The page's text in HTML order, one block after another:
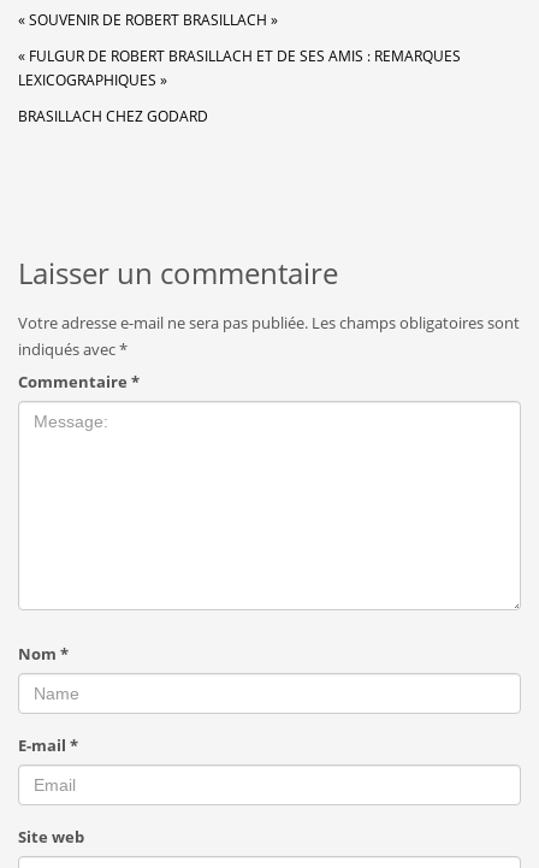
« SOUVENIR DE ROBERT BRASILLACH »
« FULGUR DE ROBERT BRASILLACH ET DE SES AMIS : REMARQUES
LEXICOGRAPHIQUES »
BRASILLACH CHEZ GODARD
Laisser un commentaire
Votre adresse e-mail ne sera pas publiée. Les champs obligatoires sont
indiqués avec*
Commentaire *
Nom *
E-mail *
Site web